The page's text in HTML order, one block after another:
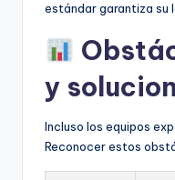
estándar garantiza su
y
Incluso los equipos
Reconocer estos